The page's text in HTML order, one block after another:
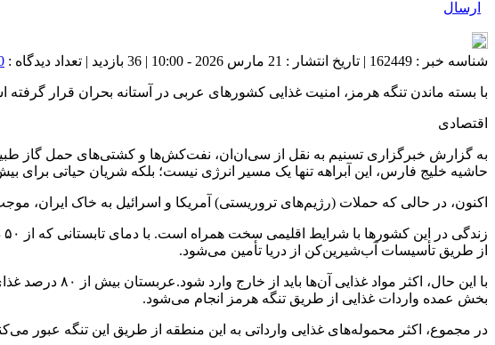
ارسال
شناسه خبر : 162449 | تاریخ انتشار : 21 مارس 2026 - 10:00 | 36 بازدید | تعداد دیدگاه :
با بسته ماندن تنگه هرمز، امنیت غذایی کشورهای عربی در آستانه بحران قرار گرفته
اقتصادی
حاشیه خلیج فارس، این آبراهه تنها یک مسیر انرژی نیست؛ بلکه شریان حیاتی برای بیش از ۱۰۰ میلیون نفر محسوب
اکنون، در حالی که حملات (رژیم‌های تروریستی) آمریکا و اسرائیل به خاک
از طریق تأسیسات آب‌شیرین‌کن از دریا تأمین می‌شود.
بخش عمده واردات غذایی از طریق تنگه هرمز انجام می‌شود.
در مجموع، اکثر محموله‌های غذایی وارداتی به این منطقه از طریق این تنگه عبور